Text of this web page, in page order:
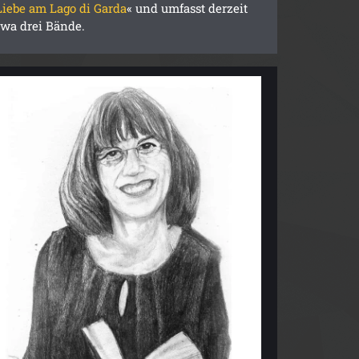
am Lago di Garda« und umfasst derzeit
drei Bände.